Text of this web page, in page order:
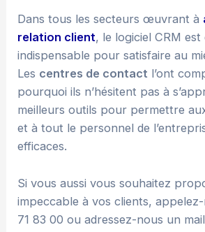
Dans tous les secteurs œuvrant à
relation client, le logiciel CRM est
indispensable pour satisfaire au
Les centres de contact l’ont
pourquoi ils n’hésitent pas à
meilleurs outils pour permettre
et à tout le personnel de
efficaces.
Si vous aussi vous souhaitez
impeccable à vos clients,
71 83 00 ou adressez-nous un